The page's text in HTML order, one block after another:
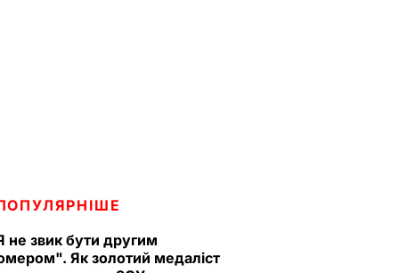
не звик бути другим
Як золотий медаліст